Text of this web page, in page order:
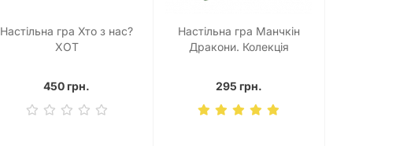
Настільна гра Хто з нас?
ХОТ
450 грн.
Настільна гра Манчкін
Дракони. Колекція
295 грн.